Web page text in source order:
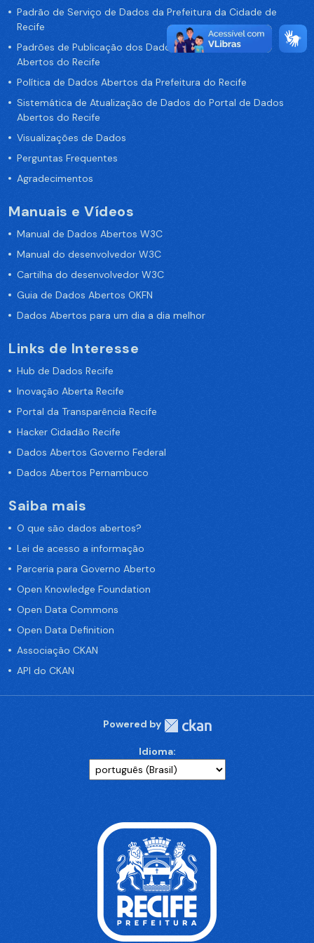
Padrão de Serviço de Dados da Prefeitura da Cidade de
Recife
Padrões de Publicação dos Dados no Portal de Dados
Abertos do Recife
Política de Dados Abertos da Prefeitura do Recife
Sistemática de Atualização de Dados do Portal de Dados
Abertos do Recife
Visualizações de Dados
Perguntas Frequentes
Agradecimentos
Manuais e Vídeos
Manual de Dados Abertos W3C
Manual do desenvolvedor W3C
Cartilha do desenvolvedor W3C
Guia de Dados Abertos OKFN
Dados Abertos para um dia a dia melhor
Links de Interesse
Hub de Dados Recife
Inovação Aberta Recife
Portal da Transparência Recife
Hacker Cidadão Recife
Dados Abertos Governo Federal
Dados Abertos Pernambuco
Saiba mais
O que são dados abertos?
Lei de acesso a informação
Parceria para Governo Aberto
Open Knowledge Foundation
Open Data Commons
Open Data Definition
Associação CKAN
API do CKAN
Powered by
Idioma